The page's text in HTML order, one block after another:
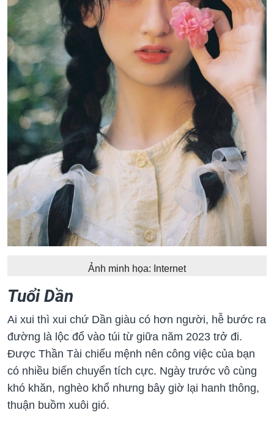
Ảnh minh họa: Internet
Tuổi Dần
Ai xui thì xui chứ Dần giàu có hơn người, hễ bước ra
đường là lộc đổ vào túi từ giữa năm 2023 trở đi.
Được Thần Tài chiếu mệnh nên công việc của bạn
có nhiều biến chuyển tích cực. Ngày trước vô cùng
khó khăn, nghèo khổ nhưng bây giờ lại hanh thông,
thuận buồm xuôi gió.